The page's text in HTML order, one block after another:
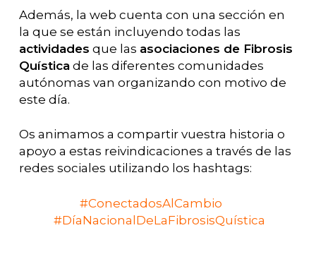
Además, la web cuenta con una sección en
la que se están incluyendo todas las
actividades que las asociaciones de Fibrosis
Quísticade las diferentes comunidades
autónomas van organizando con motivo de
este día.
Os animamos a compartir vuestra historia o
apoyo a estas reivindicaciones a través de las
redes sociales utilizando los hashtags:
#ConectadosAlCambio
#DíaNacionalDeLaFibrosisQuística